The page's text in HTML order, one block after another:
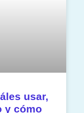
usar,
y cómo